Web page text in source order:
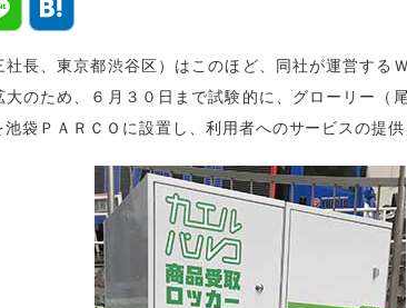
社長、東京都渋谷区）はこのほど、同社が運営する
大のため、６月３０日まで試験的に、グローリー（
袋ＰＡＲＣＯに設置し、利用者へのサービスの提供